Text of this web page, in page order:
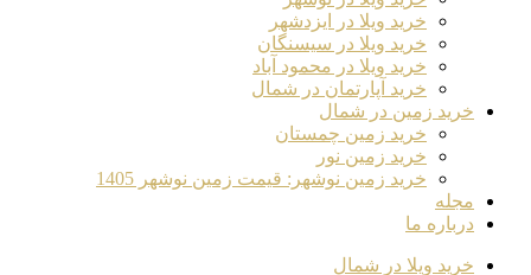
خرید ویلا در ایزدشهر
خرید ویلا در سیسنگان
خرید ویلا در محمود آباد
خرید آپارتمان در شمال
خرید زمین در شمال
خرید زمین چمستان
خرید زمین نور
خرید زمین نوشهر: قیمت زمین نوشهر 1405
مجله
درباره ما
خرید ویلا در شمال